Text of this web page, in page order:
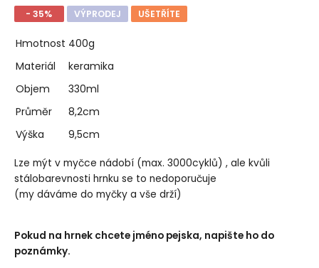
- 35% VÝPRODEJ UŠETŘÍTE
Hmotnost 400g
Materiál
keramika
Objem
330ml
Průměr
8,2cm
Výška
9,5cm
Lze mýt v myčce nádobí (max. 3000cyklů) , ale kvůli
stálobarevnosti hrnku se to nedoporučuje
(my dáváme do myčky a vše drží)
Pokud na hrnek chcete jméno pejska, napište ho do
poznámky.